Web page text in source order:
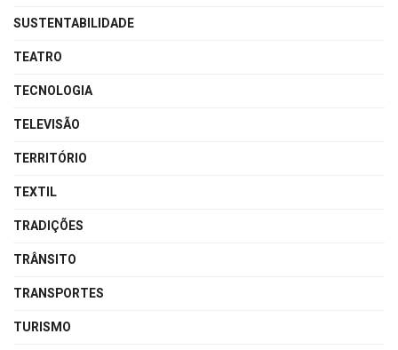
SUSTENTABILIDADE
TEATRO
TECNOLOGIA
TELEVISÃO
TERRITÓRIO
TEXTIL
TRADIÇÕES
TRÂNSITO
TRANSPORTES
TURISMO